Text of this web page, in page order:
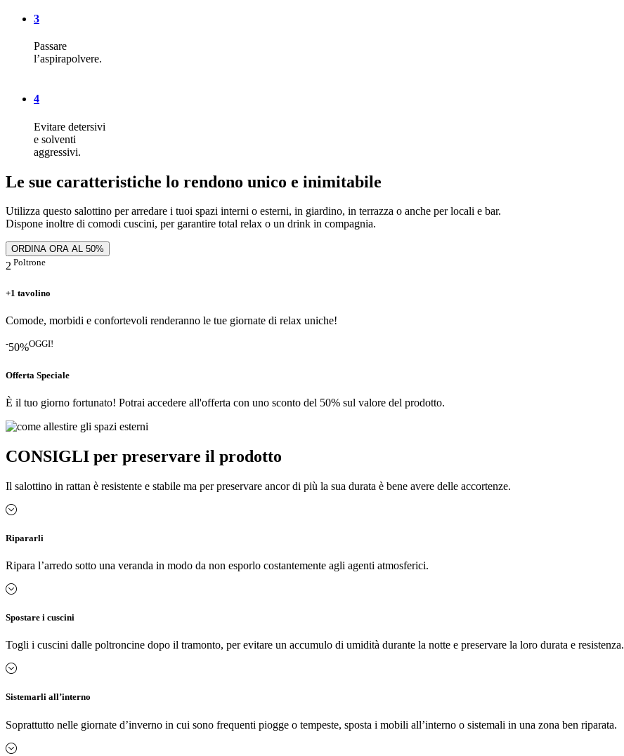
3
Passare
l’aspirapolvere.
4
Evitare detersivi
e solventi
aggressivi.
Le sue caratteristiche lo rendono unico e inimitabile
Utilizza questo salottino per arredare i tuoi spazi interni o esterni, in giardino, in terrazza o anche per locali e bar.
Dispone inoltre di comodi cuscini, per garantire total relax o un drink in compagnia.
ORDINA ORA AL 50%
2 Poltrone
+1 tavolino
Comode, morbidi e confortevoli renderanno le tue giornate di relax uniche!
-50%OGGI!
Offerta Speciale
È il tuo giorno fortunato! Potrai accedere all'offerta con uno sconto del 50% sul valore del prodotto.
CONSIGLI per preservare il prodotto
Il salottino in rattan è resistente e stabile ma per preservare ancor di più la sua durata è bene avere delle accortenze.
Ripararli
Ripara l’arredo sotto una veranda in modo da non esporlo costantemente agli agenti atmosferici.
Spostare i cuscini
Togli i cuscini dalle poltroncine dopo il tramonto, per evitare un accumulo di umidità durante la notte e preservare la loro durata e resistenza.
Sistemarli all’interno
Soprattutto nelle giornate d’inverno in cui sono frequenti piogge o tempeste, sposta i mobili all’interno o sistemali in una zona ben riparata.